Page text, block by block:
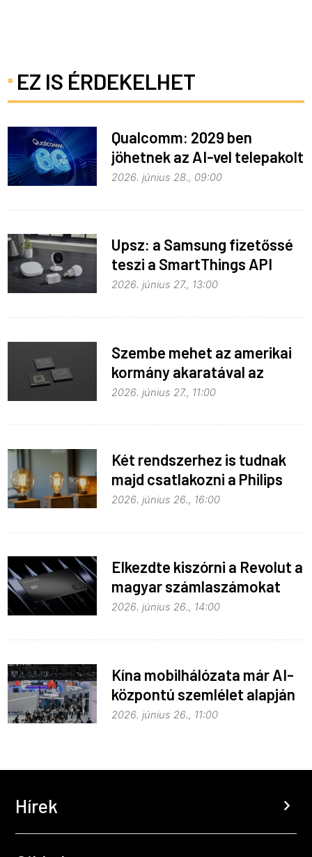
EZ IS ÉRDEKELHET
Qualcomm: 2029 ben
jöhetnek az AI-vel telepakolt
6G-s telefonok
2026. június 28., 09:00
Upsz: a Samsung fizetőssé
teszi a SmartThings API
hozzáférést
2026. június 27., 13:00
Szembe mehet az amerikai
kormány akaratával az
Apple
2026. június 27., 11:00
Két rendszerhez is tudnak
majd csatlakozni a Philips
Hue égők
2026. június 26., 16:00
Elkezdte kiszórni a Revolut a
magyar számlaszámokat
2026. június 26., 14:00
Kína mobilhálózata már AI-
központú szemlélet alapján
fejlődik
2026. június 26., 11:00
Hírek chevron_right